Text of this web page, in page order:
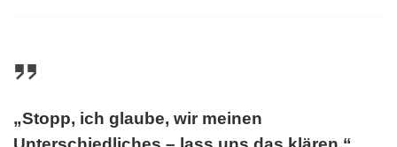
„Stopp, ich glaube, wir meinen